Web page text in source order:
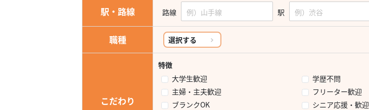
駅・路線 路線 駅
職種 選択する
こだわり
特徴
大学生歓迎
学歴不問
主婦・主夫歓迎
フリーター歓迎
ブランクOK
シニア応援・歓迎